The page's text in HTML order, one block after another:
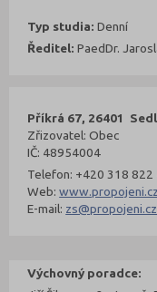
Příkrá 67, 26401
Zřizovatel: Obec
IČ: 48954004
Telefon: +420 318 822
Web:www.propojeni.cz
E-mail: zs@propojeni.cz
Typ studia: Denní
Ředitel: PaedDr.
Výchovný poradce: